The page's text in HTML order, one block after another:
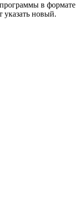
программы в формате
указать новый.